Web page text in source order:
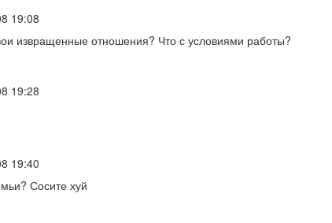
19:08
извращенные отношения? Что с условиями работы?
19:28
19:40
Сосите хуй